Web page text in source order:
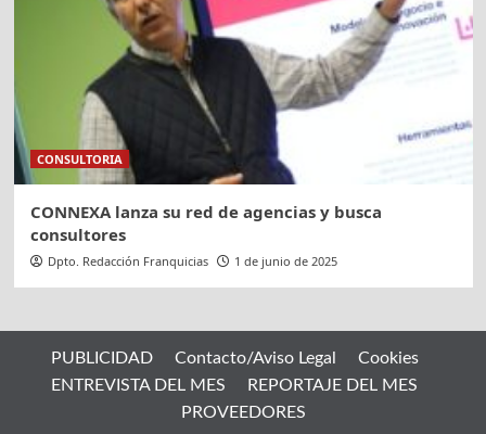
CONSULTORIA
CONNEXA lanza su red de agencias y busca
consultores
Dpto. Redacción Franquicias 1 de junio de 2025
PUBLICIDAD Contacto/Aviso Legal
Cookies
ENTREVISTA DEL MES
REPORTAJE DEL MES
PROVEEDORES